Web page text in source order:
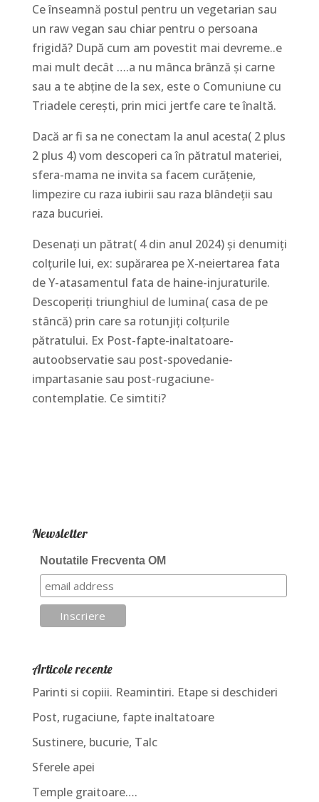
Ce înseamnă postul pentru un vegetarian sau
un raw vegan sau chiar pentru o persoana
frigidă? După cum am povestit mai devreme..e
mai mult decât ….a nu mânca brânză și carne
sau a te abține de la sex, este o Comuniune cu
Triadele cerești, prin mici jertfe care te înaltă.
Dacă ar fi sa ne conectam la anul acesta( 2 plus
2 plus 4) vom descoperi ca în pătratul materiei,
sfera-mama ne invita sa facem curățenie,
limpezire cu raza iubirii sau raza blândeții sau
raza bucuriei.
Desenați un pătrat( 4 din anul 2024) și denumiți
colțurile lui, ex: supărarea pe X-neiertarea fata
de Y-atasamentul fata de haine-injuraturile.
Descoperiți triunghiul de lumina( casa de pe
stâncă) prin care sa rotunjiți colțurile
pătratului. Ex Post-fapte-inaltatoare-
autoobservatie sau post-spovedanie-
impartasanie sau post-rugaciune-
contemplatie. Ce simtiti?
Newsletter
Noutatile Frecventa OM
Articole recente
Parinti si copiii. Reamintiri. Etape si deschideri
Post, rugaciune, fapte inaltatoare
Sustinere, bucurie, Talc
Sferele apei
Temple graitoare….